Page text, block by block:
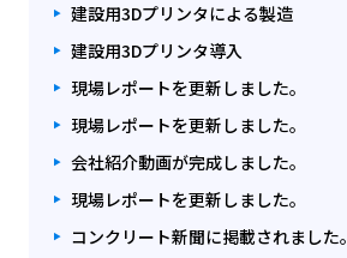
建設用3Dプリンタによる製造
建設用3Dプリンタ導入
現場レポートを更新しました。
現場レポートを更新しました。
会社紹介動画が完成しました。
現場レポートを更新しました。
コンクリート新聞に掲載されました。